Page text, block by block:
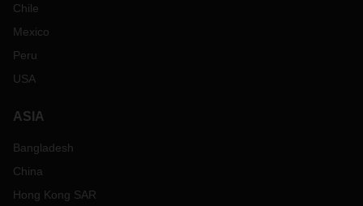
Chile
Mexico
Peru
USA
ASIA
Bangladesh
China
Hong Kong SAR